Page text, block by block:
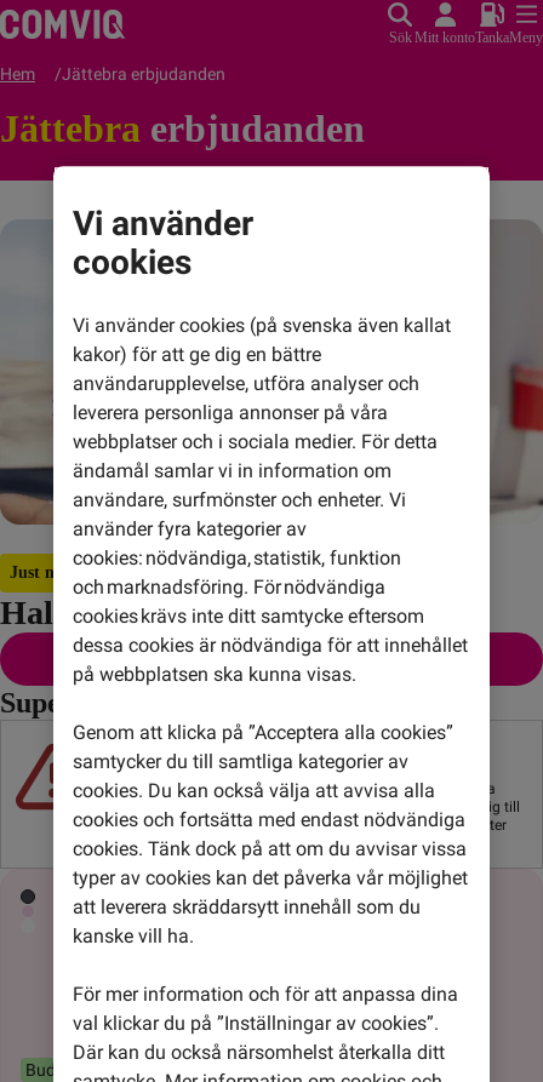
SökMitt kontoTankaMeny
Hem Jättebra erbjudanden
Jättebra erbjudanden
Just nu! Dubbel surf för alltid
Halva priset. Dubbla surfen.
Mobilabonnemang från 59 kr/mån
Superdeals på mobiler
Att låna kostar pengar!
Om du inte kan betala tillbaka skulden i tid riskerar du en
betalningsanmärkning. Det kan leda till svårigheter att få hyra
bostad, teckna abonnemang och få nya lån. För stöd, vänd dig till
budget- och skuldrådgivningen i din kommun. Kontaktuppgifter
finns på konsumentverket.se.
Buds4 Pro ingår
Månadens iPhone
Vi använder
cookies
Vi använder cookies (på svenska även kallat
kakor) för att ge dig en bättre
användarupplevelse, utföra analyser och
leverera personliga annonser på våra
webbplatser och i sociala medier. För detta
ändamål samlar vi in information om
användare, surfmönster och enheter. Vi
använder fyra kategorier av
cookies: nödvändiga, statistik, funktion
och marknadsföring. För nödvändiga
cookies krävs inte ditt samtycke eftersom
dessa cookies är nödvändiga för att innehållet
på webbplatsen ska kunna visas.
Genom att klicka på ”Acceptera alla cookies”
samtycker du till samtliga kategorier av
cookies. Du kan också välja att avvisa alla
cookies och fortsätta med endast nödvändiga
cookies. Tänk dock på att om du avvisar vissa
typer av cookies kan det påverka vår möjlighet
att leverera skräddarsytt innehåll som du
kanske vill ha.
För mer information och för att anpassa dina
val klickar du på ”Inställningar av cookies”.
Där kan du också närsomhelst återkalla ditt